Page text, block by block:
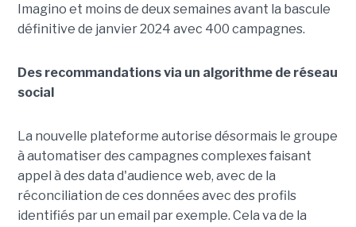
Imagino et moins de deux semaines avant la bascule
définitive de janvier 2024 avec 400 campagnes.
Des recommandations via un algorithme de réseau
social
La nouvelle plateforme autorise désormais le groupe
à automatiser des campagnes complexes faisant
appel à des data d'audience web, avec de la
réconciliation de ces données avec des profils
identifiés par un email par exemple. Cela va de la